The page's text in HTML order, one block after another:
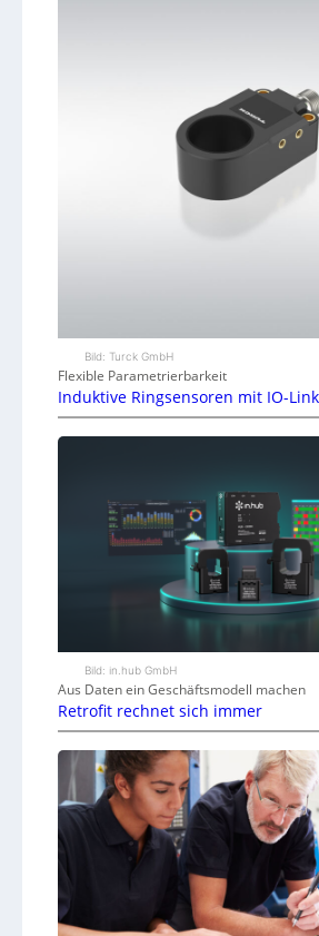
Bild: Turck GmbH
Flexible Parametrierbarkeit
Induktive Ringsensoren mit IO-Link
Bild: in.hub GmbH
Aus Daten ein Geschäftsmodell machen
Retrofit rechnet sich immer